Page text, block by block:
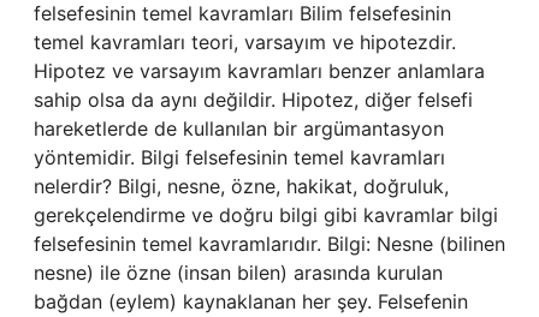
felsefesinin temel kavramları Bilim felsefesinin
temel kavramları teori, varsayım ve hipotezdir.
Hipotez ve varsayım kavramları benzer anlamlara
sahip olsa da aynı değildir. Hipotez, diğer felsefi
hareketlerde de kullanılan bir argümantasyon
yöntemidir. Bilgi felsefesinin temel kavramları
nelerdir? Bilgi, nesne, özne, hakikat, doğruluk,
gerekçelendirme ve doğru bilgi gibi kavramlar bilgi
felsefesinin temel kavramlarıdır. Bilgi: Nesne (bilinen
nesne) ile özne (insan bilen) arasında kurulan
bağdan (eylem) kaynaklanan her şey. Felsefenin